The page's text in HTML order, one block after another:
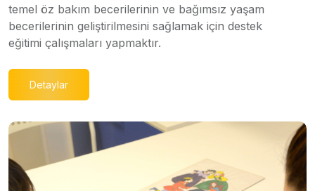
temel öz bakım becerilerinin ve bağımsız yaşam
becerilerinin geliştirilmesini sağlamak için destek
eğitimi çalışmaları yapmaktır.
Detaylar